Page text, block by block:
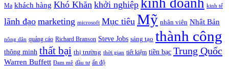
Ma khách hàng Khó Khăn khởi nghiệp kinh doanh kinh tế
lãnh đạo marketing microsoft Mục tiêu Mỹ nhân viên Nhật Bản
nông dân quảng cáo Richard Branson Steve Jobs sáng tạo thành công
thông minh thất bại thị trường thời gian tiết kiệm tiền bạc Trung Quốc
Warren Buffett Đam mê đầu tư ấn độ